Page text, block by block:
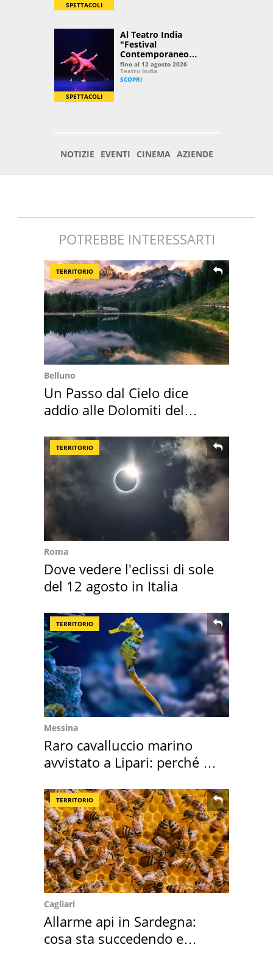
POTREBBE INTERESSARTI
TERRITORIO
Belluno
Un Passo dal Cielo dice
addio alle Dolomiti del
TERRITORIO
Roma
Dove vedere l'eclissi di sole
del 12 agosto in Italia
TERRITORIO
Messina
Raro cavalluccio marino
avvistato a Lipari: perché è
TERRITORIO
Cagliari
Allarme api in Sardegna:
cosa sta succedendo e